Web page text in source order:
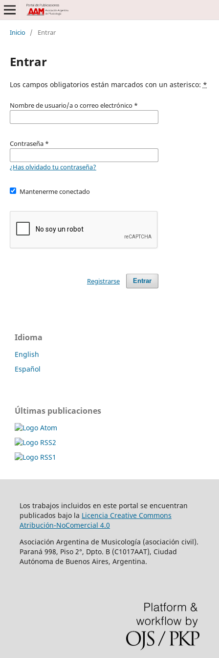
Inicio / Entrar
Entrar
Los campos obligatorios están marcados con un asterisco: *
Nombre de usuario/a o correo electrónico *
Contraseña *
¿Has olvidado tu contraseña?
Mantenerme conectado
Entrar
Registrarse
Idioma
English
Español
Últimas publicaciones
Los trabajos incluidos en este portal se encuentran
publicados bajo la Licencia Creative Commons
Atribución-NoComercial 4.0
Asociación Argentina de Musicología (asociación civil).
Paraná 998, Piso 2°, Dpto. B (C1017AAT), Ciudad
Autónoma de Buenos Aires, Argentina.